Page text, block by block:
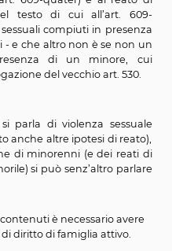
contro lo sfruttamento
anche a mezzo
n. 172 di ratifica ed
d'Europa per la
e l'abuso sessuale,
contro l'abuso e lo
minorile).
accoglienza gli
a confermare la